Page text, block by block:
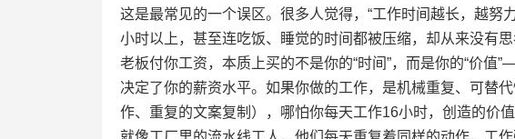
这是最常见的一个误区。很多人觉得，“工作时间越长，越努
小时以上，甚至连吃饭、睡觉的时间都被压缩，却从来没有
老板付你工资，本质上买的不是你的“时间”，而是你的“价值
决定了你的薪资水平。如果你做的工作，是机械重复、可替
作、重复的文案复制），哪怕你每天工作16小时，创造的价